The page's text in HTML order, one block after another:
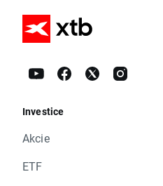
Investice
Akcie
ETF